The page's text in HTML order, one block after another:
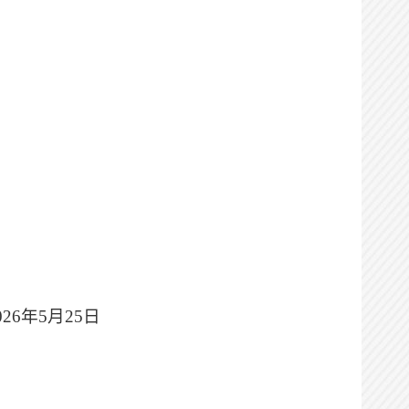
年5月25日